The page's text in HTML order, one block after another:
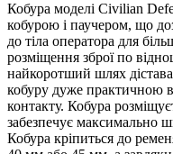
Кобура моделі Civilian
кобурою і паучером, що
до тіла оператора для
розміщення зброї по
найкоротший шлях
кобуру дуже практичною
контакту. Кобура
забезпечує максимально
Кобура кріпиться до